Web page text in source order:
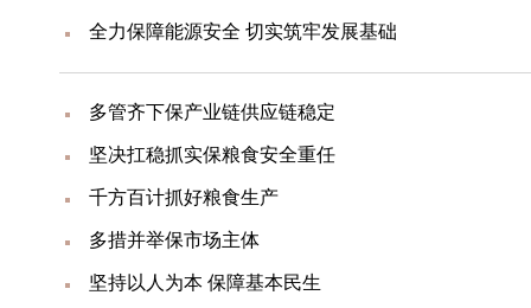
全力保障能源安全 切实筑牢发展基础
多管齐下保产业链供应链稳定
坚决扛稳抓实保粮食安全重任
千方百计抓好粮食生产
多措并举保市场主体
坚持以人为本 保障基本民生